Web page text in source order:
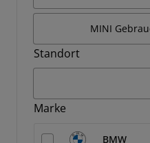
MINI
Standort
Marke
BMW